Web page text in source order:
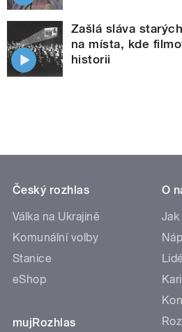
Zašlá sláva
na místa, kde
historii
Český rozhlas
Válka na Ukrajině
Komunální volby
Stanice
eShop
mujRozhlas
O
Jak